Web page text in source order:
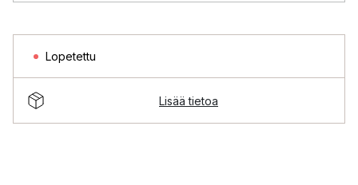
Lopetettu
Lisää tietoa